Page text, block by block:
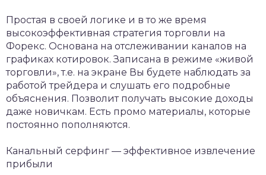
Простая в своей логике и в то же время
высокоэффективная стратегия торговли на
Форекс. Основана на отслеживании каналов на
графиках котировок. Записана в режиме «живой
торговли», т.е. на экране Вы будете наблюдать за
работой трейдера и слушать его подробные
объяснения. Позволит получать высокие доходы
даже новичкам. Есть промо материалы, которые
постоянно пополняются.
Канальный серфинг — эффективное извлечение
прибыли